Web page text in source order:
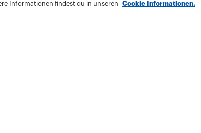
Informationen findest du in unseren
Cookie Informationen.